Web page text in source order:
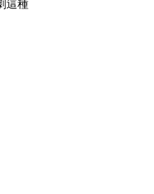
這種